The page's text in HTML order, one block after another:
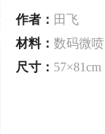
作者： 田飞
材料：数码微喷
尺寸： 57×81cm